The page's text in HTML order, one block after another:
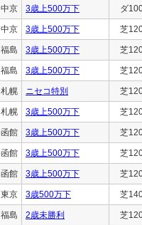
中京 3歳上500万下 ダ
中京 3歳上500万下 芝
福島 3歳上500万下 芝
福島 3歳上500万下 芝
札幌 ニセコ特別 芝
札幌 3歳上500万下 芝
函館 3歳上500万下 芝
函館 3歳上500万下 芝
函館 3歳上500万下 芝
東京 3歳500万下 芝
福島 2歳未勝利 芝